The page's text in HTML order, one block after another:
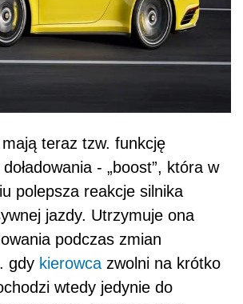
teraz tzw. funkcję
- „boost”, która w
polepsza reakcje silnika
jazdy. Utrzymuje ona
podczas zmian
gdy kierowca zwolni na krótko
wtedy jedynie do